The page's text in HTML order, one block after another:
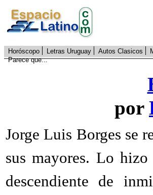
Horóscopo Letras Uruguay Autos Clasicos
Parece que...
por
Jorge Luis Borges se
sus mayores. Lo
descendiente de